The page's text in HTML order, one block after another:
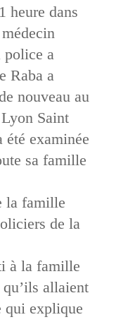
heure dans
police a
Raba a
nouveau au
Saint
examinée
sa famille
la famille
de la
à la famille
allaient
qui explique